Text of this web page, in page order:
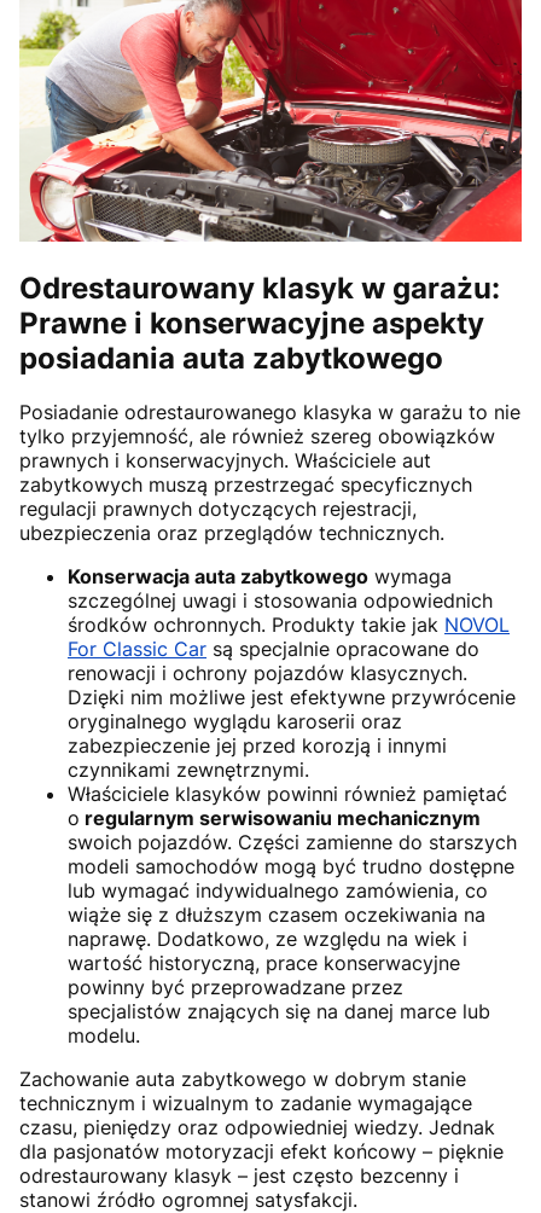
Odrestaurowany klasyk w garażu:
Prawne i konserwacyjne aspekty
posiadania auta zabytkowego
Posiadanie odrestaurowanego klasyka w garażu to nie
tylko przyjemność, ale również szereg obowiązków
prawnych i konserwacyjnych. Właściciele aut
zabytkowych muszą przestrzegać specyficznych
regulacji prawnych dotyczących rejestracji,
ubezpieczenia oraz przeglądów technicznych.
Konserwacja auta zabytkowego wymaga
szczególnej uwagi i stosowania odpowiednich
środków ochronnych. Produkty takie jak NOVOL
For Classic Car są specjalnie opracowane do
renowacji i ochrony pojazdów klasycznych.
Dzięki nim możliwe jest efektywne przywrócenie
oryginalnego wyglądu karoserii oraz
zabezpieczenie jej przed korozją i innymi
czynnikami zewnętrznymi.
Właściciele klasyków powinni również pamiętać
o regularnym serwisowaniu mechanicznym
swoich pojazdów. Części zamienne do starszych
modeli samochodów mogą być trudno dostępne
lub wymagać indywidualnego zamówienia, co
wiąże się z dłuższym czasem oczekiwania na
naprawę. Dodatkowo, ze względu na wiek i
wartość historyczną, prace konserwacyjne
powinny być przeprowadzane przez
specjalistów znających się na danej marce lub
modelu.
Zachowanie auta zabytkowego w dobrym stanie
technicznym i wizualnym to zadanie wymagające
czasu, pieniędzy oraz odpowiedniej wiedzy. Jednak
dla pasjonatów motoryzacji efekt końcowy – pięknie
odrestaurowany klasyk – jest często bezcenny i
stanowi źródło ogromnej satysfakcji.